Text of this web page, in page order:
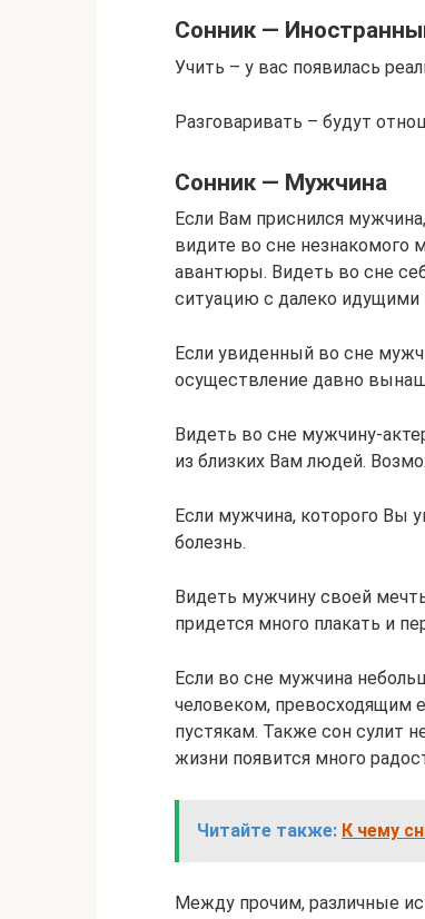
Сонник —
Учить – у вас появилась
Разговаривать – будут
Сонник — Мужчина
Если Вам приснился
видите во сне незнакомого
авантюры. Видеть во сне
ситуацию с далеко идущими
Если увиденный во сне
осуществление давно
Видеть во сне мужчину-
из близких Вам людей.
Если мужчина, которого Вы
болезнь.
Видеть мужчину своей
придется много плакать и
Если во сне мужчина
человеком, превосходящим
пустякам. Также сон сулит
жизни появится много
Читайте также: К чему
Между прочим, различные